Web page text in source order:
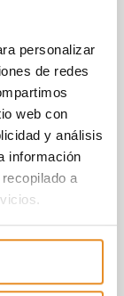
personalizar
de redes
web con
y análisis
información
a